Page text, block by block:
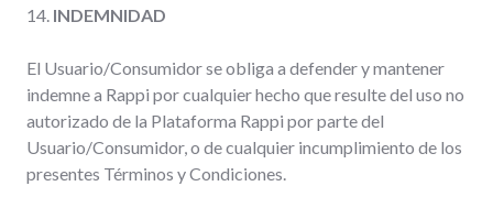
14. INDEMNIDAD
El Usuario/Consumidor se obliga a defender y mantener
indemne a Rappi por cualquier hecho que resulte del uso no
autorizado de la Plataforma Rappi por parte del
Usuario/Consumidor, o de cualquier incumplimiento de los
presentes Términos y Condiciones.